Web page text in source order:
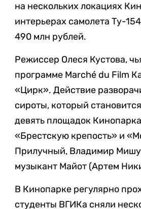
на нескольких локациях
интерьерах самолета Ту-
490 млн рублей.
Режиссер Олеся Кустова,
программе Marché du Film
«Цирк». Действие
сироты, который
девять площадок
«Брестскую крепость» и
Прилучный, Владимир
музыкант Майот (Артем
В Кинопарке регулярно
студенты ВГИКа сняли